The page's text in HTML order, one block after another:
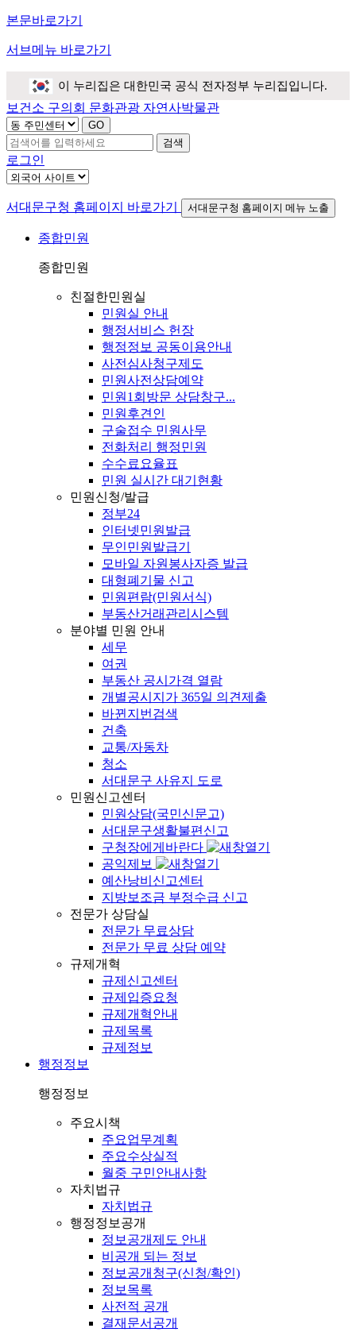
본문바로가기
서브메뉴 바로가기
이 누리집은 대한민국 공식 전자정부 누리집입니다.
보건소 구의회 문화관광 자연사박물관
검색
로그인
서대문구청 홈페이지 바로가기 서대문구청 홈페이지 메뉴 노출
종합민원
종합민원
친절한민원실
민원실 안내
행정서비스 헌장
행정정보 공동이용안내
사전심사청구제도
민원사전상담예약
민원1회방문 상담창구...
민원후견인
구술접수 민원사무
전화처리 행정민원
수수료요율표
민원 실시간 대기현황
민원신청/발급
정부24
인터넷민원발급
무인민원발급기
모바일 자원봉사자증 발급
대형폐기물 신고
민원편람(민원서식)
부동산거래관리시스템
분야별 민원 안내
세무
여권
부동산 공시가격 열람
개별공시지가 365일 의견제출
바뀐지번검색
건축
교통/자동차
청소
서대문구 사유지 도로
민원신고센터
민원상담(국민신문고)
서대문구생활불편신고
구청장에게바란다
공익제보
예산낭비신고센터
지방보조금 부정수급 신고
전문가 상담실
전문가 무료상담
전문가 무료 상담 예약
규제개혁
규제신고센터
규제입증요청
규제개혁안내
규제목록
규제정보
행정정보
행정정보
주요시책
주요업무계획
주요수상실적
월중 구민안내사항
자치법규
자치법규
행정정보공개
정보공개제도 안내
비공개 되는 정보
정보공개청구(신청/확인)
정보목록
사전적 공개
결재문서공개